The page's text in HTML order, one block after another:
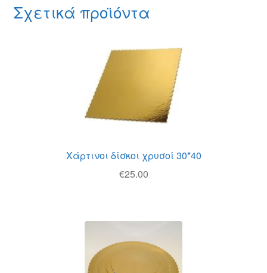
Σχετικά προϊόντα
Χάρτινοι δίσκοι χρυσοί 30*40
€25.00